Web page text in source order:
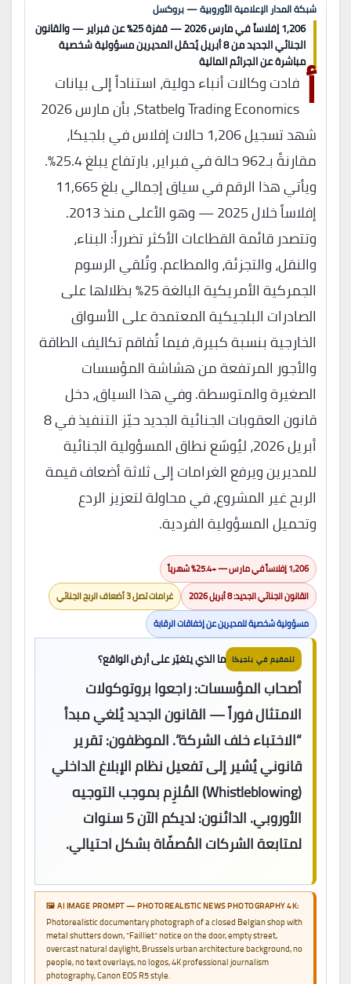
شبكة المدار الإعلامية الأوروبية — بروكسل
1,206 إفلاساً في مارس 2026 — قفزة 25% عن فبراير — والقانون
الجنائي الجديد من 8 أبريل يُحمّل المديرين مسؤولية شخصية
مباشرة عن الجرائم الماليةأ فادت وكالات أنباء دولية، استناداً إلى بيانات
Trading Economics وStatbel، بأن مارس 2026
شهد تسجيل 1,206 حالات إفلاس في بلجيكا،
مقارنةً بـ962 حالة في فبراير، بارتفاع يبلغ 25.4%.
ويأتي هذا الرقم في سياق إجمالي بلغ 11,665
إفلاساً خلال 2025 — وهو الأعلى منذ 2013.
وتتصدر قائمة القطاعات الأكثر تضرراً: البناء،
والنقل، والتجزئة، والمطاعم. وتُلقي الرسوم
الجمركية الأمريكية البالغة 25% بظلالها على
الصادرات البلجيكية المعتمدة على الأسواق
الخارجية بنسبة كبيرة، فيما تُفاقم تكاليف الطاقة
والأجور المرتفعة من هشاشة المؤسسات
الصغيرة والمتوسطة. وفي هذا السياق، دخل
قانون العقوبات الجنائية الجديد حيّز التنفيذ في 8
أبريل 2026، ليُوسّع نطاق المسؤولية الجنائية
للمديرين ويرفع الغرامات إلى ثلاثة أضعاف قيمة
الربح غير المشروع، في محاولة لتعزيز الردع
وتحميل المسؤولية الفردية.
1,206 إفلاساً في مارس — +25.4% شهرياً
القانون الجنائي الجديد: 8 أبريل 2026
غرامات تصل 3 أضعاف الربح الجنائي
مسؤولية شخصية للمديرين عن إخفاقات الرقابة
للمقيم في بلجيكا ما الذي يتغيّر على أرض الواقع؟
أصحاب المؤسسات: راجعوا بروتوكولات
الامتثال فوراً — القانون الجديد يُلغي مبدأ
“الاختباء خلف الشركة”. الموظفون: تقرير
قانوني يُشير إلى تفعيل نظام الإبلاغ الداخلي
(Whistleblowing) المُلزِم بموجب التوجيه
الأوروبي. الدائنون: لديكم الآن 5 سنوات
لمتابعة الشركات المُصفّاة بشكل احتيالي.
🖼️ AI IMAGE PROMPT — PHOTOREALISTIC NEWS PHOTOGRAPHY 4K:
Photorealistic documentary photograph of a closed Belgian shop with
metal shutters down, “Failliet” notice on the door, empty street,
overcast natural daylight, Brussels urban architecture background, no
people, no text overlays, no logos, 4K professional journalism
photography, Canon EOS R5 style.